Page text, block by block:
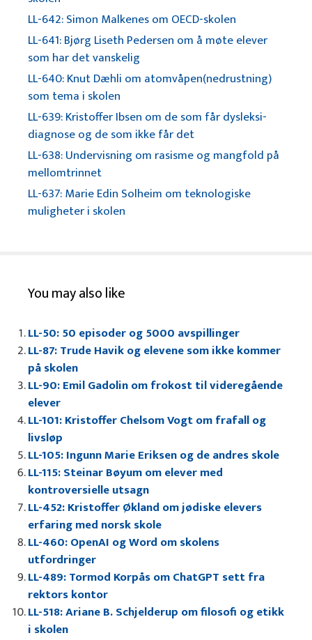
LL-642: Simon Malkenes om OECD-skolen
LL-641: Bjørg Liseth Pedersen om å møte elever
som har det vanskelig
LL-640: Knut Dæhli om atomvåpen(nedrustning)
som tema i skolen
LL-639: Kristoffer Ibsen om de som får dysleksi-
diagnose og de som ikke får det
LL-638: Undervisning om rasisme og mangfold på
mellomtrinnet
LL-637: Marie Edin Solheim om teknologiske
muligheter i skolen
You may also like
LL-50: 50 episoder og 5000 avspillinger
LL-87: Trude Havik og elevene som ikke kommer
på skolen
LL-90: Emil Gadolin om frokost til videregående
elever
LL-101: Kristoffer Chelsom Vogt om frafall og
livsløp
LL-105: Ingunn Marie Eriksen og de andres skole
LL-115: Steinar Bøyum om elever med
kontroversielle utsagn
LL-452: Kristoffer Økland om jødiske elevers
erfaring med norsk skole
LL-460: OpenAI og Word om skolens
utfordringer
LL-489: Tormod Korpås om ChatGPT sett fra
rektors kontor
LL-518: Ariane B. Schjelderup om filosofi og etikk
i skolen